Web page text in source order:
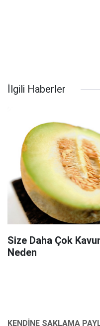
İlgili Haberler
Size Daha Çok
Neden